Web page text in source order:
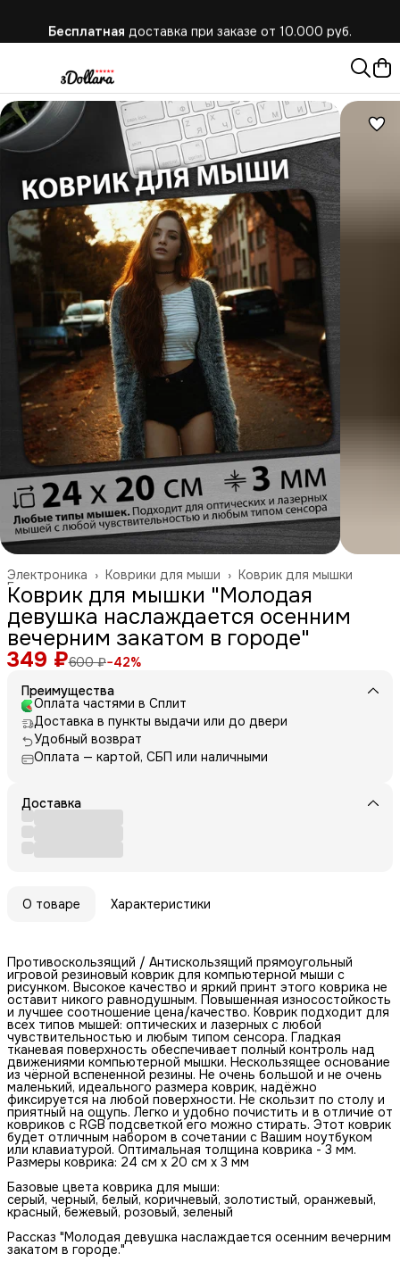
Коврик для мышки
Коврики для мыши ›
Электроника ›
Главная
Коврик для мышки "Молодая
девушка наслаждается осенним
вечерним закатом в городе"
349 ₽600 ₽−42%
Преимущества
Оплата частями в Сплит
Доставка в пункты выдачи или до двери
Удобный возврат
Оплата — картой, СБП или наличными
Доставка
О товаре Характеристики
Противоскользящий / Антискользящий прямоугольный
игровой резиновый коврик для компьютерной мыши с
рисунком. Высокое качество и яркий принт этого коврика не
оставит никого равнодушным. Повышенная износостойкость
и лучшее соотношение цена/качество. Коврик подходит для
всех типов мышей: оптических и лазерных с любой
чувствительностью и любым типом сенсора. Гладкая
тканевая поверхность обеспечивает полный контроль над
движениями компьютерной мышки. Нескользящее основание
из чёрной вспененной резины. Не очень большой и не очень
маленький, идеального размера коврик, надёжно
фиксируется на любой поверхности. Не скользит по столу и
приятный на ощупь. Легко и удобно почистить и в отличие от
ковриков с RGB подсветкой его можно стирать. Этот коврик
будет отличным набором в сочетании с Вашим ноутбуком
или клавиатурой. Оптимальная толщина коврика - 3 мм.
Размеры коврика: 24 см x 20 см x 3 мм
Базовые цвета коврика для мыши:
серый, черный, белый, коричневый, золотистый, оранжевый,
красный, бежевый, розовый, зеленый
Рассказ "Молодая девушка наслаждается осенним вечерним
закатом в городе."